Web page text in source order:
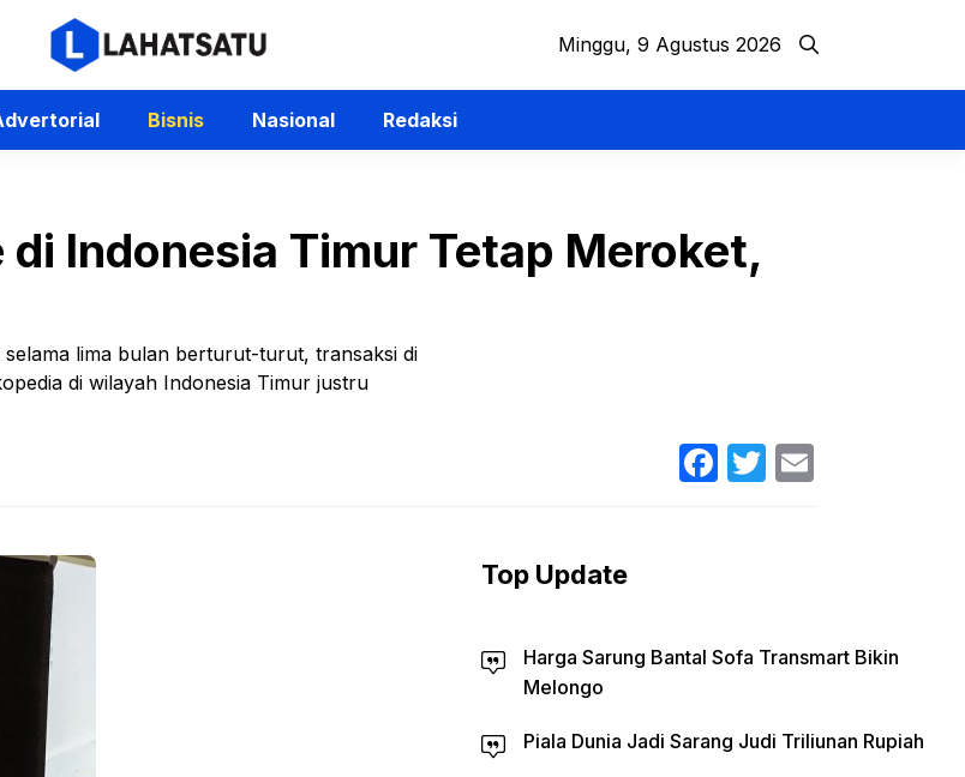
Minggu, 9 Agustus 2026
Bisnis Nasional Redaksi
Indonesia Timur Tetap Meroket,
lima bulan berturut-turut, transaksi di
di wilayah Indonesia Timur justru
Facebook
Twitter
Top Update
Harga Sarung Bantal Sofa Transmart Bikin
Melongo
Piala Dunia Jadi Sarang Judi Triliunan Rupiah